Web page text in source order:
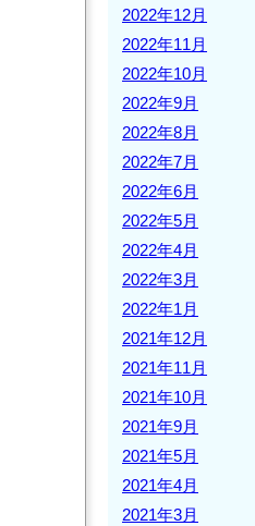
2022年12月
2022年11月
2022年10月
2022年9月
2022年8月
2022年7月
2022年6月
2022年5月
2022年4月
2022年3月
2022年1月
2021年12月
2021年11月
2021年10月
2021年9月
2021年5月
2021年4月
2021年3月